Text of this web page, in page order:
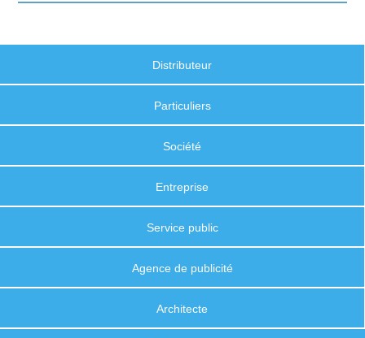
Distributeur
Particuliers
Société
Entreprise
Service public
Agence de publicité
Architecte